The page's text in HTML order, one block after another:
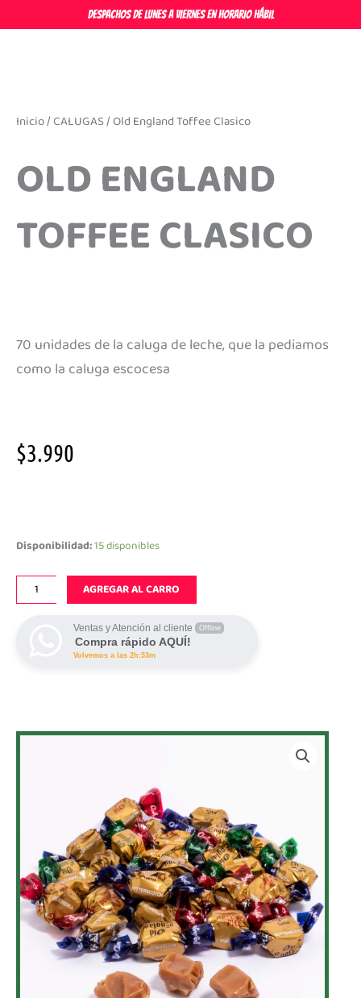
al
DESPACHOS DE LUNES A VIERNES EN HORARIO HÁBIL
Inicio/ CALUGAS/ Old England Toffee Clasico
OLD ENGLAND
TOFFEE CLASICO
70 unidades de la caluga de leche, que la pediamos
como la caluga escocesa
$3.990
Disponibilidad:15 disponibles
Toffee
cantidad
AGREGAR AL CARRO
Ventas y Atención al cliente Offline
Compra rápido AQUÍ!
Volvemos a las 2h:53m